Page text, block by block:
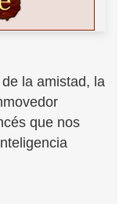
la amistad, la
que nos